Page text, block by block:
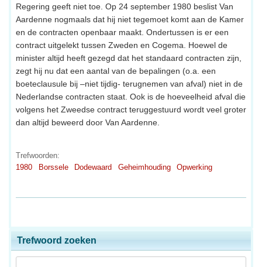
Regering geeft niet toe. Op 24 september 1980 beslist Van
Aardenne nogmaals dat hij niet tegemoet komt aan de Kamer
en de contracten openbaar maakt. Ondertussen is er een
contract uitgelekt tussen Zweden en Cogema. Hoewel de
minister altijd heeft gezegd dat het standaard contracten zijn,
zegt hij nu dat een aantal van de bepalingen (o.a. een
boeteclausule bij –niet tijdig- terugnemen van afval) niet in de
Nederlandse contracten staat. Ook is de hoeveelheid afval die
volgens het Zweedse contract teruggestuurd wordt veel groter
dan altijd beweerd door Van Aardenne.
Trefwoorden:
1980
Borssele Dodewaard Geheimhouding Opwerking
Trefwoord zoeken